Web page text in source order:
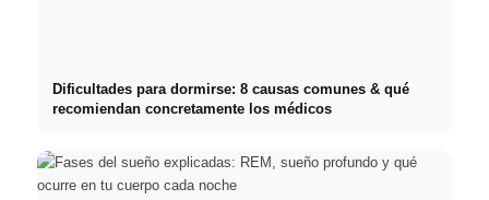
Dificultades para dormirse: 8 causas comunes & qué
recomiendan concretamente los médicos